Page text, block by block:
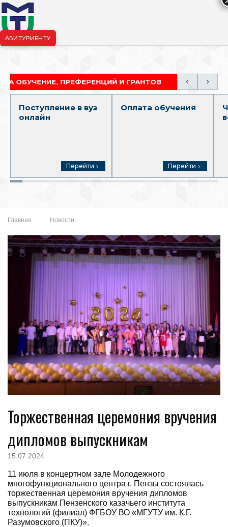
АБИТУРИЕНТУ
ПРЕФЕРЕНЦИЙ И ГРАНТОВ
Поступление в вуз
онлайн
Перейти
Оплата обучения
Перейти
Главная Новости
Торжественная церемония вручения
дипломов выпускникам
15.07.2024
11 июля в концертном зале Молодежного
многофункционального центра г. Пензы состоялась
торжественная церемония вручения дипломов
выпускникам Пензенского казачьего института
технологий (филиал) ФГБОУ ВО «МГУТУ им. К.Г.
Разумовского (ПКУ)».